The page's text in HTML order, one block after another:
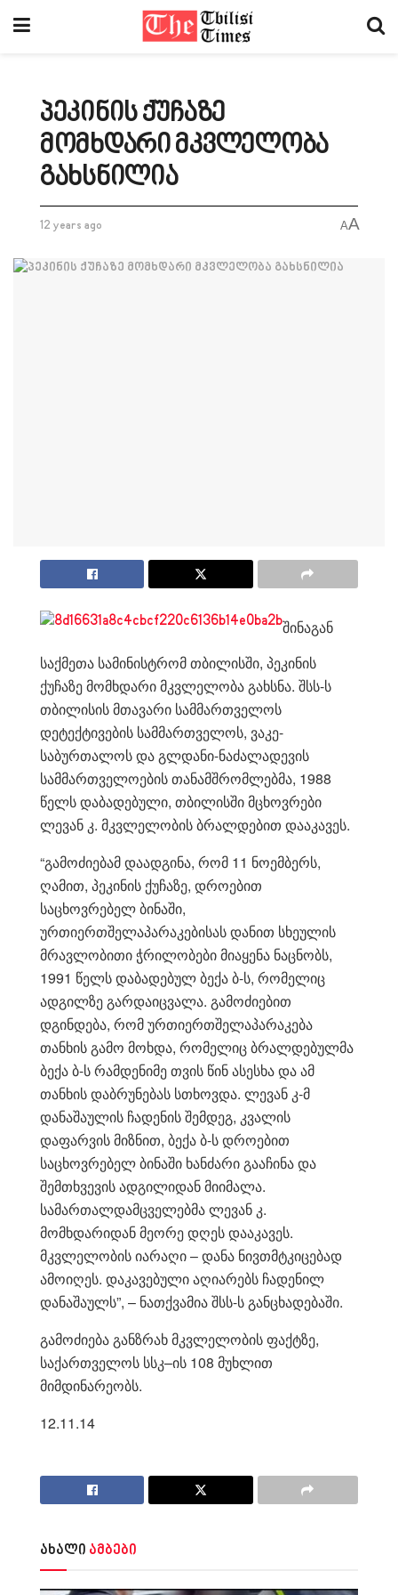
პეკინის ქუჩაზე
მომხდარი მკვლელობა
გახსნილია
12 years ago AA
შინაგან
საქმეთა სამინისტრომ თბილისში, პეკინის
ქუჩაზე მომხდარი მკვლელობა გახსნა. შსს-ს
თბილისის მთავარი სამმართველოს
დეტექტივების სამმართველოს, ვაკე-
საბურთალოს და გლდანი-ნაძალადევის
სამმართველოების თანამშრომლებმა, 1988
წელს დაბადებული, თბილისში მცხოვრები
ლევან კ. მკვლელობის ბრალდებით დააკავეს.
“გამოძიებამ დაადგინა, რომ 11 ნოემბერს,
ღამით, პეკინის ქუჩაზე, დროებით
საცხოვრებელ ბინაში,
ურთიერთშელაპარაკებისას დანით სხეულის
მრავლობითი ჭრილობები მიაყენა ნაცნობს,
1991 წელს დაბადებულ ბექა ბ-ს, რომელიც
ადგილზე გარდაიცვალა. გამოძიებით
დგინდება, რომ ურთიერთშელაპარაკება
თანხის გამო მოხდა, რომელიც ბრალდებულმა
ბექა ბ-ს რამდენიმე თვის წინ ასესხა და ამ
თანხის დაბრუნებას სთხოვდა. ლევან კ-მ
დანაშაულის ჩადენის შემდეგ, კვალის
დაფარვის მიზნით, ბექა ბ-ს დროებით
საცხოვრებელ ბინაში ხანძარი გააჩინა და
შემთხვევის ადგილიდან მიიმალა.
სამართალდამცველებმა ლევან კ.
მომხდარიდან მეორე დღეს დააკავეს.
მკვლელობის იარაღი – დანა ნივთმტკიცებად
ამოიღეს. დაკავებული აღიარებს ჩადენილ
დანაშაულს”, – ნათქვამია შსს-ს განცხადებაში.
გამოძიება განზრახ მკვლელობის ფაქტზე,
საქართველოს სსკ–ის 108 მუხლით
მიმდინარეობს.
12.11.14
ახალი ამბები